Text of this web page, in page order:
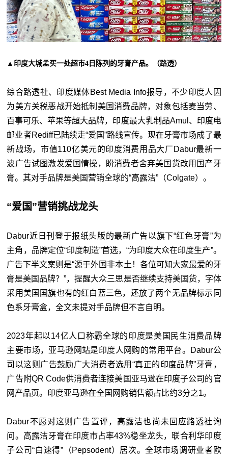
▲印度大城孟买一处超市4日陈列的牙膏产品。（路透）
综合路透社、印度媒体Best Media Info报导，不少印度人因
为美方关税恶战开始抵制美国消费品牌，对象包括麦当劳、
百事可乐、苹果等超大品牌，印度最大乳制品Amul、印度电
邮业者Rediff已陆续走“爱国”路线宣传。现在牙膏市场成了最
新战场，市值110亿美元的印度消费用品大厂Dabur最新一
波广告试图激发爱国情操，盼消费者舍弃美国货改用国产牙
膏。其对手品牌是美国营销全球的“高露洁”（Colgate）。
“爱国”营销挑战龙头
Dabur近日刊登于报纸头版的最新广告以旗下“红色牙膏”为
主角，品牌定位“印度制造”首选，“为印度大众在印度生产”。
广告下半文案则是“源于外国非本土！各位可知大家最爱的牙
膏是美国品牌？”，提醒大众三思是否继续支持美国货，字体
采用美国国旗也有的红白蓝三色，还放了两个无品牌标示同
色系牙膏盒，全文未提对手品牌但不言自明。
2023年起以14亿人口称霸全球的印度是美国民生消费品牌
主要市场，亚马逊网站是印度人网购的常用平台。Dabur公
司以这则广告鼓励广大消费者选用“真正的印度品牌”牙膏，
广告附QR Code供消费者连接美国亚马逊在印度子公司的官
网产品页。印度亚马逊在全国网购销售额占比约3分之1。
Dabur不愿对这则广告置评，高露洁也尚未回应路透社询
问。高露洁牙膏在印度市占率43%稳坐龙头，联合利华印度
子公司“白速得”（Pepsodent）居次。全球市场调研业者欧